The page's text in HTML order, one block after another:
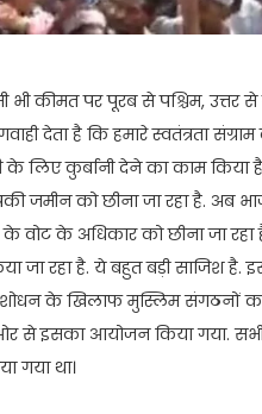
भी कीमत पर पूरब से पश्चिम,
देता है कि हमारे स्वतंत्रता
लिए कुर्बानी देने का काम किया
जमीन को छीना जा रहा है. अब
के वोट के अधिकार को छीना जा
जा रहा है. ये बहुत बड़ी साजिश
के खिलाफ मुस्लिम संगठनों
से इसका आयोजन किया गया.
गया था।